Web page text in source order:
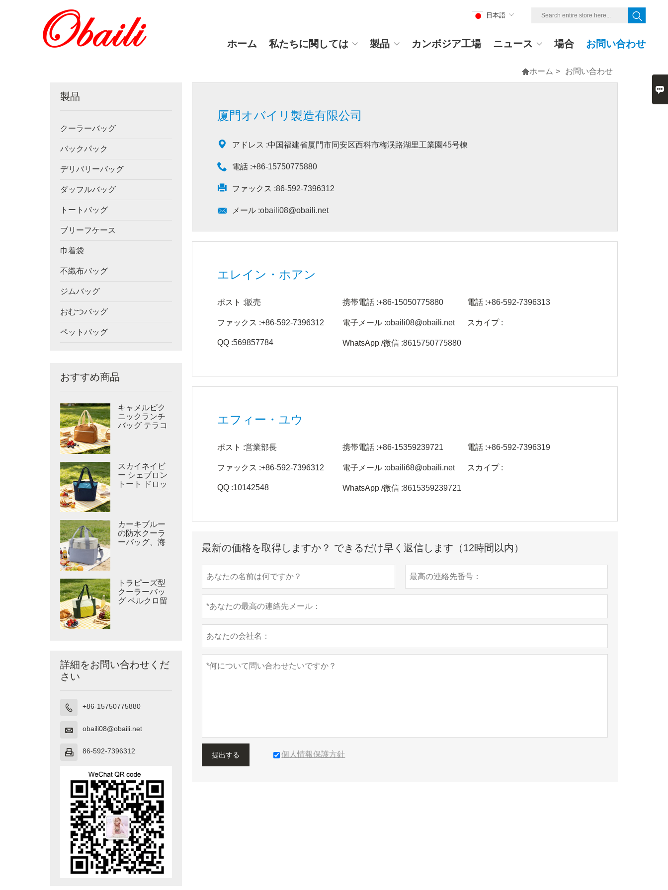
ホーム 私たちに関しては 製品 カンボジア工場 ニュース 場合 お問い合わせ
日本語
ホーム > お問い合わせ
製品
クーラーバッグ
バックパック
デリバリーバッグ
ダッフルバッグ
トートバッグ
ブリーフケース
巾着袋
不織布バッグ
ジムバッグ
おむつバッグ
ペットバッグ
おすすめ商品
キャメルピク
ニックランチ
バッグ テラコ
スカイネイビ
ー シェブロン
トート ドロッ
カーキブルー
の防水クーラ
ーバッグ、海
トラピーズ型
クーラーバッ
グ ベルクロ留
詳細をお問い合わせくだ
さい
 +86-15750775880
 obaili08@obaili.net
 86-592-7396312
厦門オバイリ製造有限公司
 アドレス :中国福建省厦門市同安区西科市梅渓路湖里工業園45号棟
 電話 :+86-15750775880
 ファックス :86-592-7396312
 メール :obaili08@obaili.net
エレイン・ホアン
ポスト :販売 携帯電話 :+86-15050775880 電話 :+86-592-7396313
ファックス :+86-592-7396312 電子メール :obaili08@obaili.net スカイプ :
QQ :569857784 WhatsApp /微信 :8615750775880
エフィー・ユウ
ポスト :営業部長 携帯電話 :+86-15359239721 電話 :+86-592-7396319
ファックス :+86-592-7396312 電子メール :obaili68@obaili.net スカイプ :
QQ :10142548 WhatsApp /微信 :8615359239721
最新の価格を取得しますか？ できるだけ早く返信します（12時間以内）
提出する 個人情報保護方針
